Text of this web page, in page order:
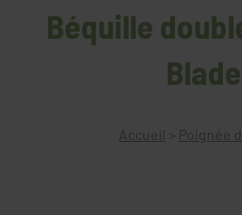
Béquille
Blade
Accueil > Poignée